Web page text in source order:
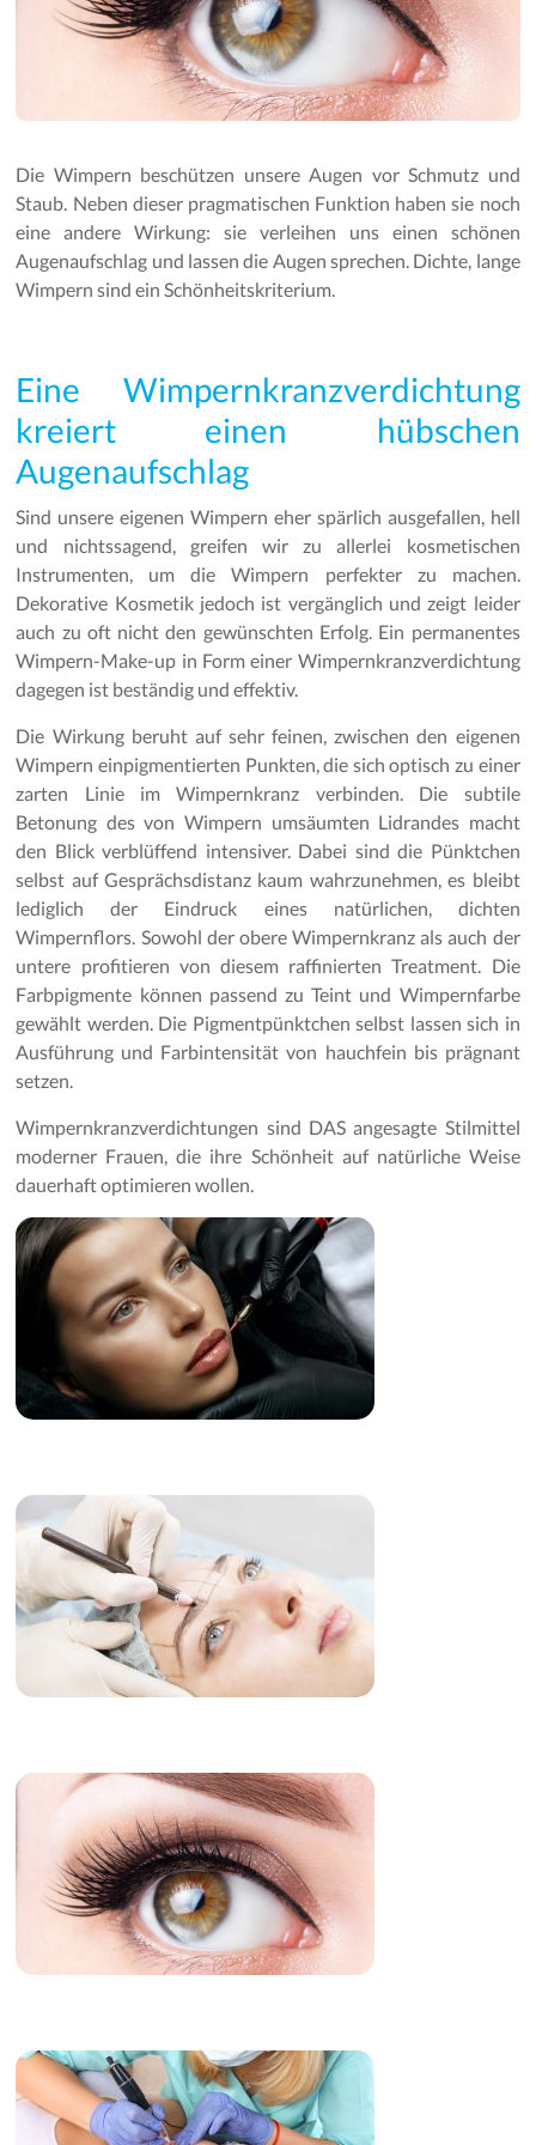
Die Wimpern beschützen unsere Augen vor Schmutz und
Staub. Neben dieser pragmatischen Funktion haben sie noch
eine andere Wirkung: sie verleihen uns einen schönen
Augenaufschlag und lassen die Augen sprechen. Dichte, lange
Wimpern sind ein Schönheitskriterium.
Eine Wimpernkranzverdichtung
kreiert einen hübschen
Augenaufschlag
Sind unsere eigenen Wimpern eher spärlich ausgefallen, hell
und nichtssagend, greifen wir zu allerlei kosmetischen
Instrumenten, um die Wimpern perfekter zu machen.
Dekorative Kosmetik jedoch ist vergänglich und zeigt leider
auch zu oft nicht den gewünschten Erfolg. Ein permanentes
Wimpern-Make-up in Form einer Wimpernkranzverdichtung
dagegen ist beständig und effektiv.
Die Wirkung beruht auf sehr feinen, zwischen den eigenen
Wimpern einpigmentierten Punkten, die sich optisch zu einer
zarten Linie im Wimpernkranz verbinden. Die subtile
Betonung des von Wimpern umsäumten Lidrandes macht
den Blick verblüffend intensiver. Dabei sind die Pünktchen
selbst auf Gesprächsdistanz kaum wahrzunehmen, es bleibt
lediglich der Eindruck eines natürlichen, dichten
Wimpernflors. Sowohl der obere Wimpernkranz als auch der
untere profitieren von diesem raffinierten Treatment. Die
Farbpigmente können passend zu Teint und Wimpernfarbe
gewählt werden. Die Pigmentpünktchen selbst lassen sich in
Ausführung und Farbintensität von hauchfein bis prägnant
setzen.
Wimpernkranzverdichtungen sind DAS angesagte Stilmittel
moderner Frauen, die ihre Schönheit auf natürliche Weise
dauerhaft optimieren wollen.